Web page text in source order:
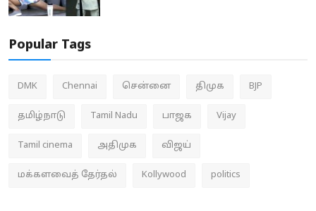
Popular Tags
DMK Chennai சென்னை திமுக BJP
தமிழ்நாடு Tamil Nadu பாஜக Vijay
Tamil cinema அதிமுக விஜய்
மக்களவைத் தேர்தல் Kollywood politics